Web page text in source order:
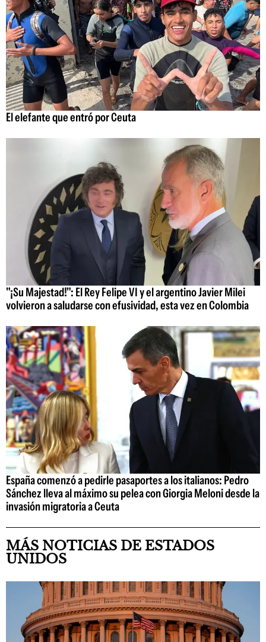
El elefante que entró por Ceuta
"¡Su Majestad!": El Rey Felipe VI y el argentino Javier Milei
volvieron a saludarse con efusividad, esta vez en Colombia
España comenzó a pedirle pasaportes a los italianos: Pedro
Sánchez lleva al máximo su pelea con Giorgia Meloni desde la
invasión migratoria a Ceuta
MÁS NOTICIAS DE ESTADOS
UNIDOS